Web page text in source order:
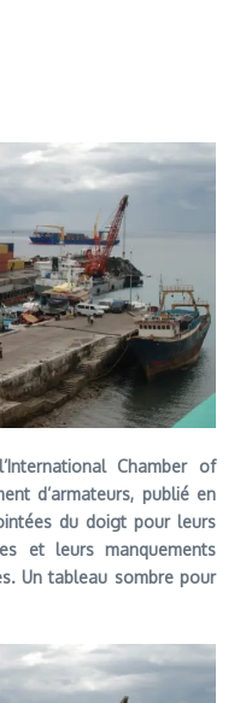
Chamber of
d’armateurs, publié en
du doigt pour leurs
et leurs manquements
Un tableau sombre pour